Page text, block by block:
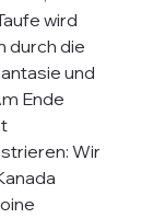
wird
durch die
und
Ende
Wir